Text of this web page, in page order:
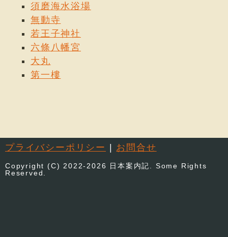
須磨海水浴場
無動寺
若王子神社
六條八幡宮
大丸
第一樓
プライバシーポリシー | お問合せ
Copyright (C) 2022-2026 日本案内記. Some Rights
Reserved.